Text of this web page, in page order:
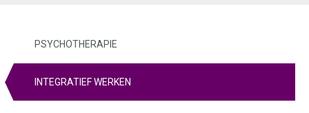
PSYCHOTHERAPIE
INTEGRATIEF WERKEN